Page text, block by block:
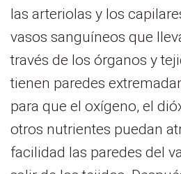
las arteriolas y los
vasos sanguíneos que
través de los órganos y
tienen paredes
para que el oxígeno, el
otros nutrientes puedan
facilidad las paredes del